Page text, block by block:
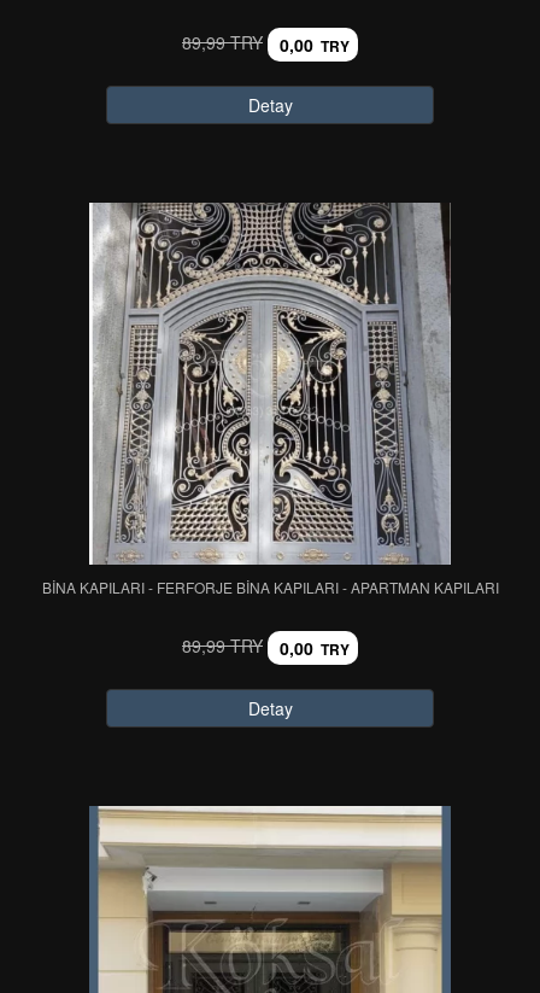
89,99 TRY 0,00 TRY
Detay
BİNA KAPILARI - FERFORJE BİNA KAPILARI - APARTMAN KAPILARI
89,99 TRY 0,00 TRY
Detay